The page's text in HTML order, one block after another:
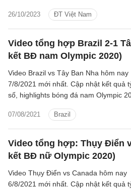
26/10/2023 ĐT Việt Nam
Video tổng hợp Brazil 2-1
kết BĐ nam Olympic 2020)
07/08/2021 Brazil
Video Brazil vs Tây Ban Nha hôm nay
7/8/2021 mới nhất. Cập nhật kết quả
số, highlights bóng đá nam Olympic
Ban Nha.
Video tổng hợp: Thụy Điển
kết BĐ nữ Olympic 2020)
Video Thụy Điển vs Canada hôm nay
6/8/2021 mới nhất. Cập nhật kết quả